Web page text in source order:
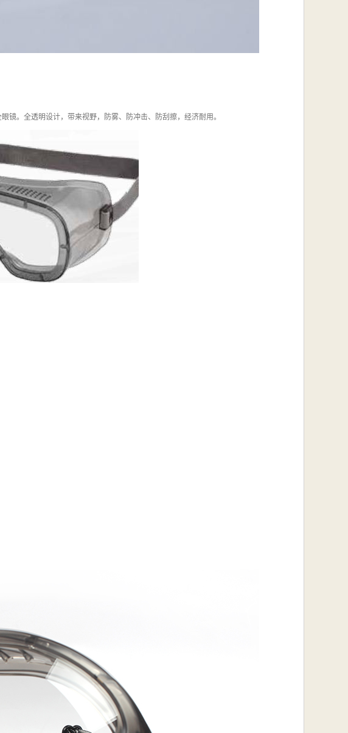
镜。全透明设计，带来视野，防雾、防冲击、防刮擦，经济耐用。